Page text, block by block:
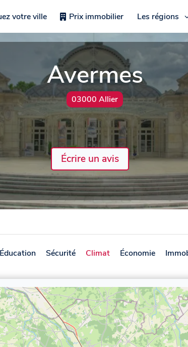
votre ville Prix immobilier Les régions
Avermes
03000 Allier
Écrire un avis
Éducation Sécurité Climat Économie